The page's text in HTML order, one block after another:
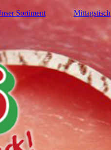
Sortiment Mittagstisch